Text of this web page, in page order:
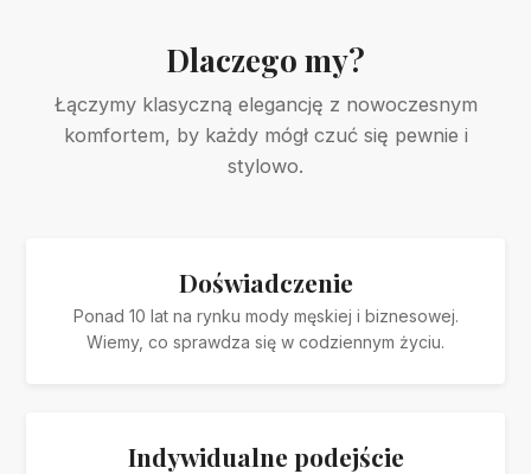
Dlaczego my?
Łączymy klasyczną elegancję z nowoczesnym
komfortem, by każdy mógł czuć się pewnie i
stylowo.
Doświadczenie
Ponad 10 lat na rynku mody męskiej i biznesowej.
Wiemy, co sprawdza się w codziennym życiu.
Indywidualne podejście